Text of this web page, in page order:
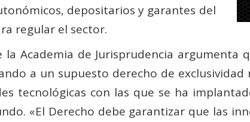
depositarios y garantes del
regular el sector.
Academia de Jurisprudencia argumenta
a un supuesto derecho de
tecnológicas con las que se ha
«El Derecho debe garantizar que las